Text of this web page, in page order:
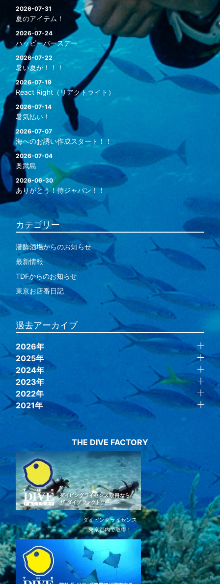
2026-07-31
夏のアイテム！
2026-07-24
ハッピーバースデー
2026-07-22
暑い夏が！！！
2026-07-19
React Right（リアクトライト）
2026-07-14
暑気払い！
2026-07-07
海へのお誘い作成スタート！！
2026-07-04
奥武島
2026-06-30
ありがとう！侍ジャパン！！
カテゴリー
潜酔酒場からのお知らせ
最新情報
TDFからのお知らせ
東京お店番日記
過去アーカイブ
2026年
2025年
2024年
2023年
2022年
2021年
THE DIVE FACTORY
ダイビングライセンス
東京都内で取得！